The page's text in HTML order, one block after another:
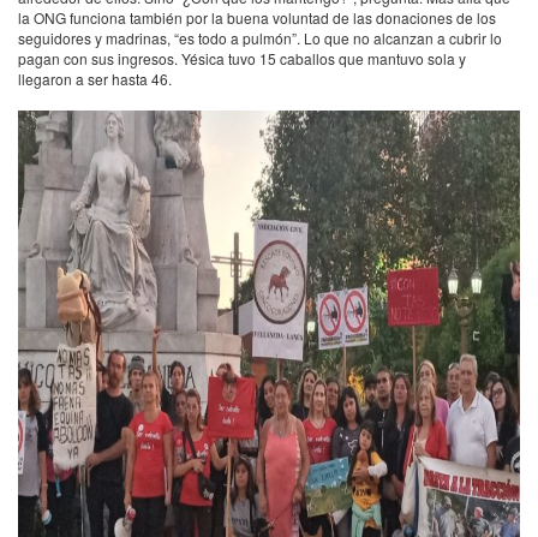
la ONG funciona también por la buena voluntad de las donaciones de los
seguidores y madrinas, “es todo a pulmón”. Lo que no alcanzan a cubrir lo
pagan con sus ingresos. Yésica tuvo 15 caballos que mantuvo sola y
llegaron a ser hasta 46.